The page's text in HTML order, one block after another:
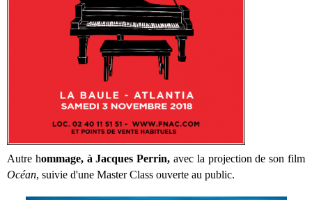
Autre hommage, à Jacques Perrin, avec la projection de son film
Océan, suivie d'une Master Class ouverte au public.